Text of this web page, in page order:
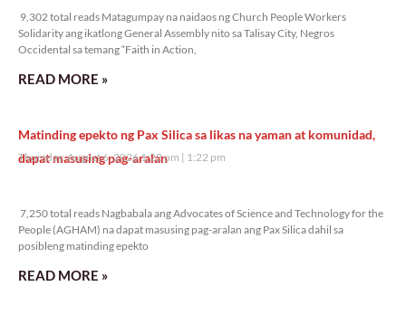
9,302 total reads Matagumpay na naidaos ng Church People Workers
Solidarity ang ikatlong General Assembly nito sa Talisay City, Negros
Occidental sa temang “Faith in Action,
READ MORE »
Matinding epekto ng Pax Silica sa likas na yaman at komunidad,
dapat masusing pag-aralan
Thursday, August 6, 2026 1:22 pm 1:22 pm
7,250 total reads Nagbabala ang Advocates of Science and Technology for the
People (AGHAM) na dapat masusing pag-aralan ang Pax Silica dahil sa
posibleng matinding epekto
READ MORE »